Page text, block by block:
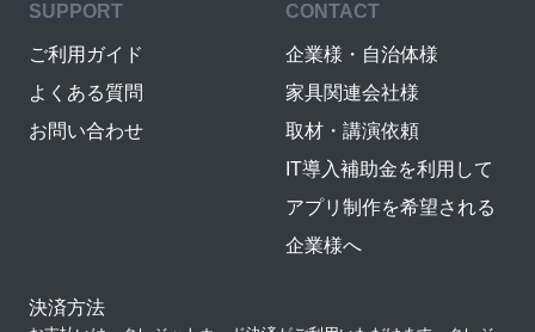
SUPPORT
ご利用ガイド
よくある質問
お問い合わせ
CONTACT
企業様・自治体様
家具関連会社様
取材・講演依頼
IT導入補助金を利用して
アプリ制作を希望される
企業様へ
決済方法